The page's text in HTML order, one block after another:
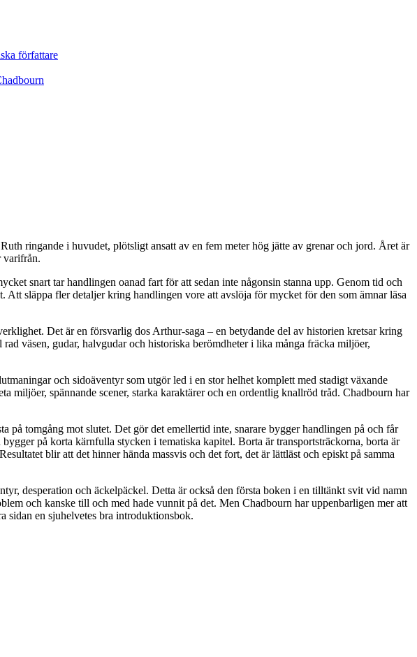
ringande i huvudet, plötsligt ansatt av en fem meter hög jätte av grenar och jord. Året är
varifrån.
snart tar handlingen oanad fart för att sedan inte någonsin stanna upp. Genom tid och
släppa fler detaljer kring handlingen vore att avslöja för mycket för den som ämnar läsa
Det är en försvarlig dos Arthur-saga – en betydande del av historien kretsar kring
väsen, gudar, halvgudar och historiska berömdheter i lika många fräcka miljöer,
och sidoäventyr som utgör led i en stor helhet komplett med stadigt växande
spännande scener, starka karaktärer och en ordentlig knallröd tråd. Chadbourn har
på tomgång mot slutet. Det gör det emellertid inte, snarare bygger handlingen på och får
på korta kärnfulla stycken i tematiska kapitel. Borta är transportsträckorna, borta är
blir att det hinner hända massvis och det fort, det är lättläst och episkt på samma
desperation och äckelpäckel. Detta är också den första boken i en tilltänkt svit vid namn
och kanske till och med hade vunnit på det. Men Chadbourn har uppenbarligen mer att
sidan en sjuhelvetes bra introduktionsbok.